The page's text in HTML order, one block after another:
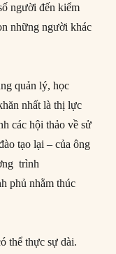
người đến kiểm
những người khác
quản lý, học
nhất là thị lực
các hội thảo về sử
tạo lại – của ông
trình
phủ nhằm thúc
thể thực sự dài.